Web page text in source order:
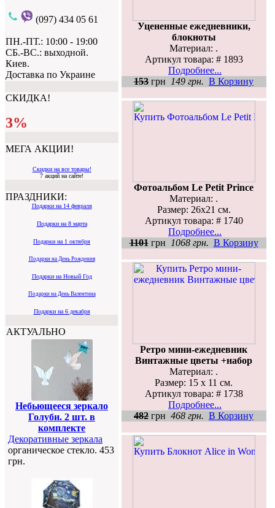
(097) 434 05 61
ПН.-ПТ.: 10:00 - 19:00
СБ.-ВС.: выходной.
Киев.
Доставка по Украине
СКИДКА!
3%
МЕГА АКЦИИ!
Скидки на все товары!
7 акций на сайте!
ПРАЗДНИКИ:
Подарки на 14 февраля
Подарки на 8 марта
Подарки на 1 октября
Подарки на День Рождения
Подарки на Новый Год
Подарки на День Валентина
Подарки на 6 декабря
АКТУАЛЬНО
Небьющееся зеркало
Голуби. 2 шт. в
комплекте
Декоративные зеркала
органическое стекло. 453
грн.
Уцененные ежедневники,
блокноты
Материал: .
Артикул товара: # 1893
Подробнее...
153 грн 149 грн. В Корзину
Фотоальбом Le Petit Prince
Материал: .
Размер: 26x21 см.
Артикул товара: # 1740
Подробнее...
1101грн 1068 грн. В Корзину
Ретро мини-ежедневник
Винтажные цветы +набор
Материал: .
Размер: 15 х 11 см.
Артикул товара: # 1738
Подробнее...
482 грн 468 грн. В Корзину